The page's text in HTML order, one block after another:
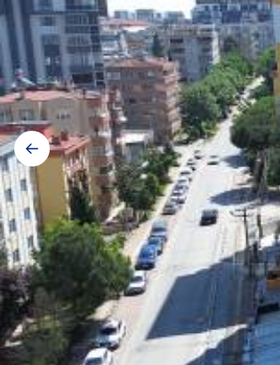
Galerij
navigatie